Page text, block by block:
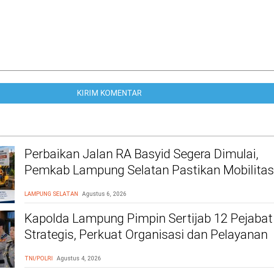
Perbaikan Jalan RA Basyid Segera Dimulai,
Pemkab Lampung Selatan Pastikan Mobilitas
LAMPUNG SELATAN Agustus 6, 2026
Kapolda Lampung Pimpin Sertijab 12 Pejabat
Strategis, Perkuat Organisasi dan Pelayanan
TNI/POLRI Agustus 4, 2026